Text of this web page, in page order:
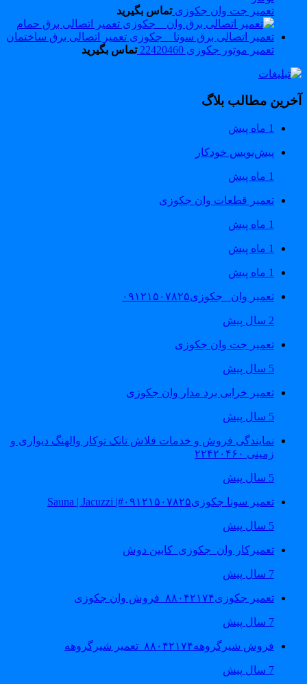
تعمیر جت وان جکوزی تماس بگیرید
تعمیر موتور جکوزی 22420460 تماس بگیرید
مطالب بلاگ
1 ماه پیش
پیش‌نویس خودکار
تعمیر قطعات وان جکوزی
1 ماه پیش
1 ماه پیش
تعمیر وان _جکوزی۰۹۱۲۱۵۰۷۸۲۵
تعمیر جت وان جکوزی
تعمیر خرابی برد مدار وان جکوزی
نمایندگی فروش و خدمات فلاش تانک توکار والهنگ دیواری و
زمینی ۲۲۴۲۰۴۶۰
تعمیر سونا جکوزی۰۹۱۲۱۵۰۷۸۲۵#| Sauna | Jacuzzi
تعمیرکار وان_جکوزی_کابین دوش
تعمیر جکوزی۸۸۰۴۲۱۷۴_فروش وان جکوزی
فروش شیرگروهه۸۸۰۴۲۱۷۴_تعمیر شیرگروهه